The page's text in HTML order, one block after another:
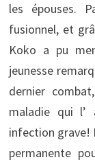
les épouses.
fusionnel, et
Koko a pu
jeunesse
dernier
maladie qui
infection grave!
permanente